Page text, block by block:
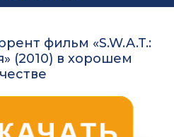
фильм «S.W.A.T.:
(2010) в хорошем